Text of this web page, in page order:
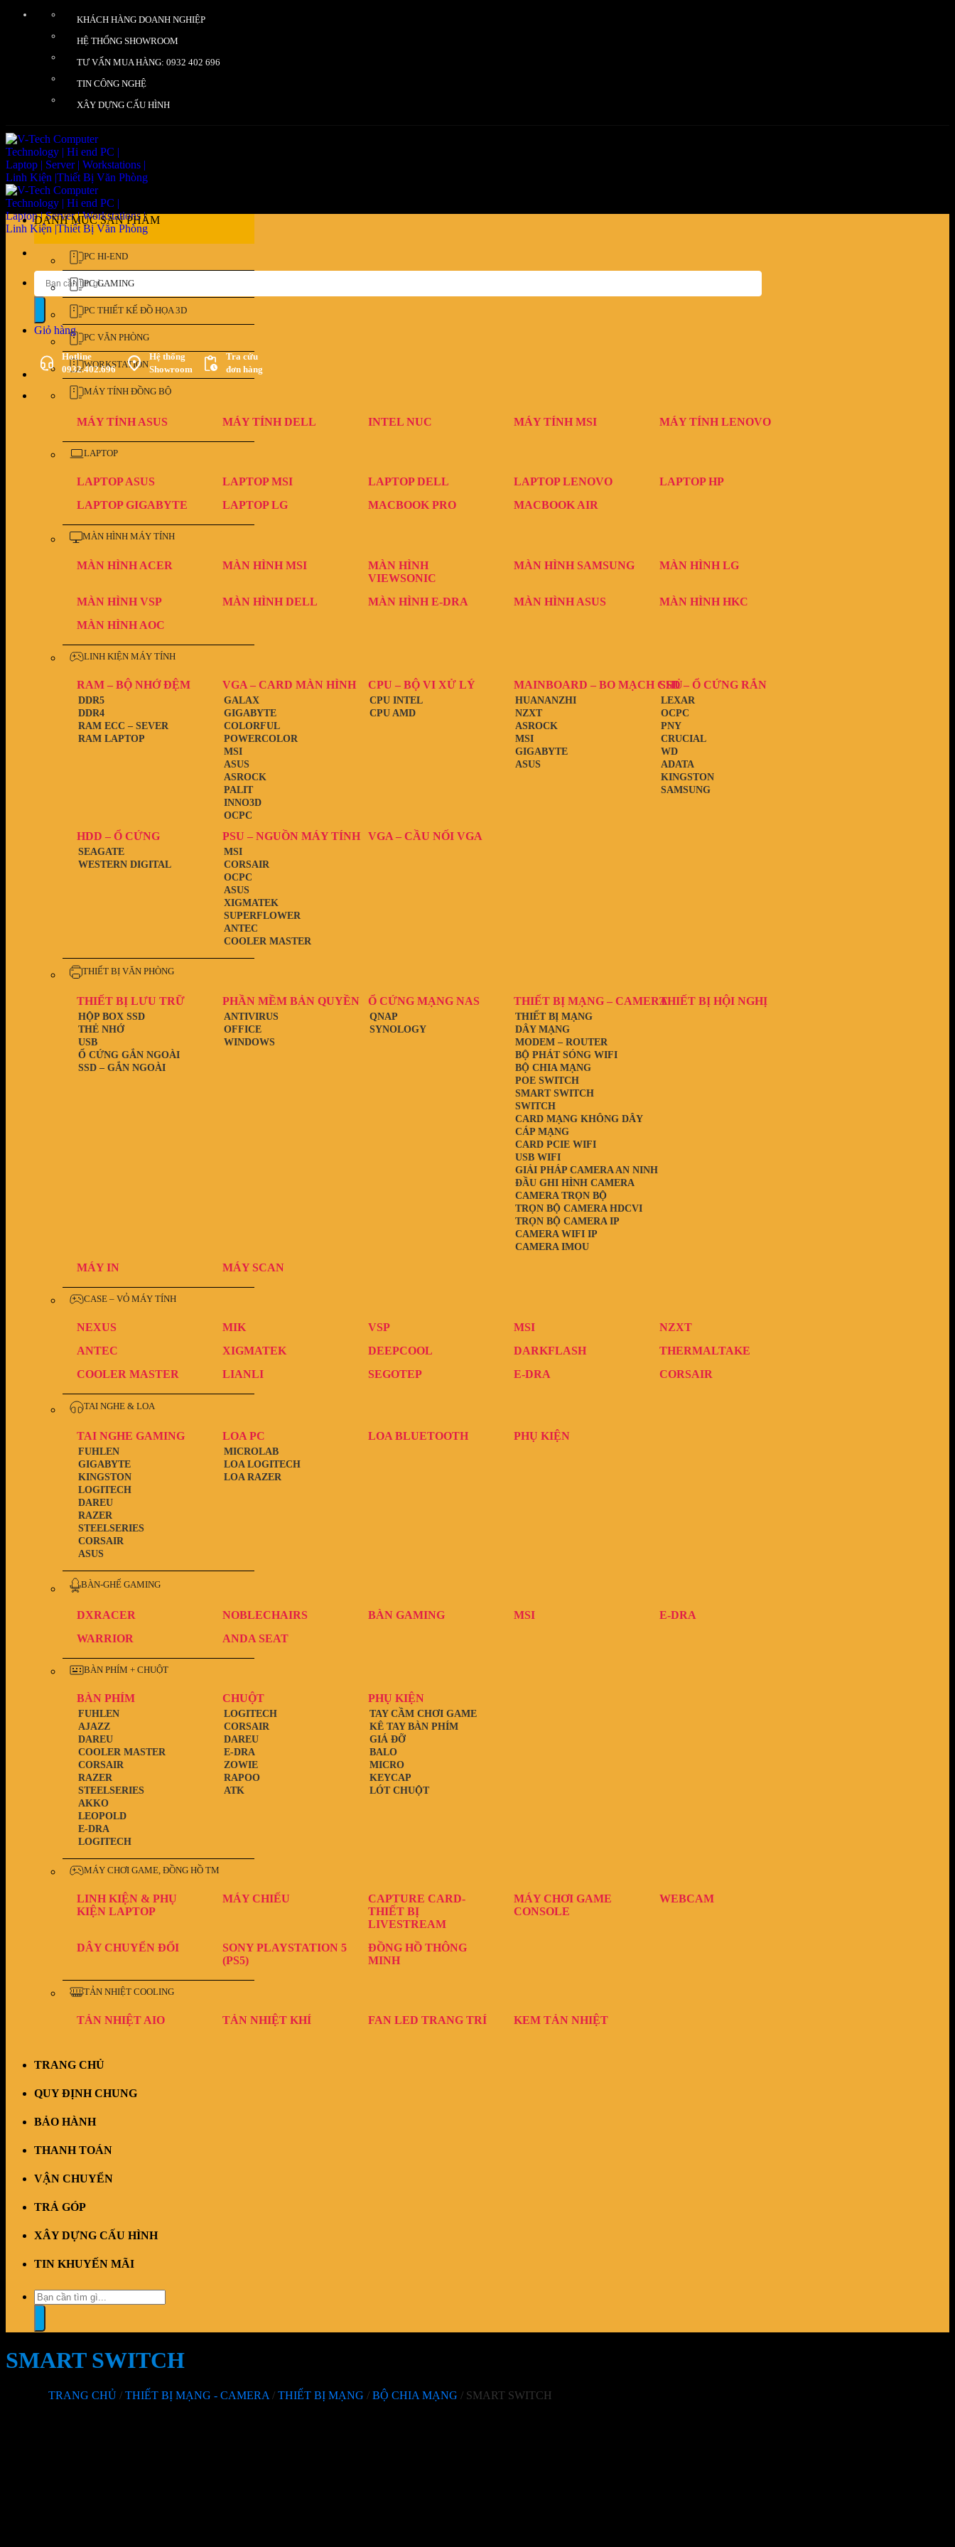
KHÁCH HÀNG DOANH NGHIỆP
HỆ THỐNG SHOWROOM
TƯ VẤN MUA HÀNG: 0932 402 696
TIN CÔNG NGHỆ
XÂY DỰNG CẤU HÌNH
Tìm
kiếm:
Giỏ hàng
Hotline
0932.402.696
Hệ thống
Showroom
Tra cứu
đơn hàng
DANH MỤC SẢN PHẨM
PC HI-END
PC GAMING
PC THIẾT KẾ ĐỒ HỌA 3D
PC VĂN PHÒNG
WORKSTATION
MÁY TÍNH ĐỒNG BỘ
MÁY TÍNH ASUS MÁY TÍNH DELL INTEL NUC MÁY TÍNH MSI MÁY TÍNH LENOVO
LAPTOP
LAPTOP ASUS LAPTOP MSI LAPTOP DELL LAPTOP LENOVO
LAPTOP HP
LAPTOP GIGABYTE
LAPTOP LG MACBOOK PRO MACBOOK AIR
MÀN HÌNH MÁY TÍNH
MÀN HÌNH ACER MÀN HÌNH MSI
MÀN HÌNH
VIEWSONIC
MÀN HÌNH SAMSUNG MÀN HÌNH LG
MÀN HÌNH VSP MÀN HÌNH DELL MÀN HÌNH E-DRA MÀN HÌNH ASUS
MÀN HÌNH HKC
MÀN HÌNH AOC
LINH KIỆN MÁY TÍNH
RAM – BỘ NHỚ ĐỆM
RAM LAPTOP
RAM ECC – SEVER
DDR4
DDR5
VGA – CARD MÀN HÌNH
OCPC
INNO3D
PALIT
ASROCK
ASUS
MSI
POWERCOLOR
COLORFUL
GIGABYTE
GALAX
CPU – BỘ VI XỬ LÝ
CPU AMD
CPU INTEL
MAINBOARD – BO MẠCH CHỦ
ASUS
GIGABYTE
MSI
ASROCK
NZXT
HUANANZHI
SSD – Ổ CỨNG RẮN
SAMSUNG
KINGSTON
ADATA
WD
CRUCIAL
PNY
OCPC
LEXAR
HDD – Ổ CỨNG
WESTERN DIGITAL
SEAGATE
PSU – NGUỒN MÁY TÍNH
COOLER MASTER
ANTEC
SUPERFLOWER
XIGMATEK
ASUS
OCPC
CORSAIR
MSI
VGA – CẦU NỐI VGA
THIẾT BỊ VĂN PHÒNG
THIẾT BỊ LƯU TRỮ
SSD – GẮN NGOÀI
Ổ CỨNG GẮN NGOÀI
USB
THẺ NHỚ
HỘP BOX SSD
PHẦN MỀM BẢN QUYỀN
WINDOWS
OFFICE
ANTIVIRUS
Ổ CỨNG MẠNG NAS
SYNOLOGY
QNAP
THIẾT BỊ MẠNG – CAMERA
GIẢI PHÁP CAMERA AN NINH
CAMERA WIFI IP
CAMERA IMOU
CAMERA TRỌN BỘ
TRỌN BỘ CAMERA IP
TRỌN BỘ CAMERA HDCVI
ĐẦU GHI HÌNH CAMERA
THIẾT BỊ MẠNG
CARD MẠNG KHÔNG DÂY
USB WIFI
CARD PCIE WIFI
CÁP MẠNG
BỘ CHIA MẠNG
SWITCH
SMART SWITCH
POE SWITCH
BỘ PHÁT SÓNG WIFI
MODEM – ROUTER
DÂY MẠNG
THIẾT BỊ HỘI NGHỊ
MÁY IN MÁY SCAN
CASE – VỎ MÁY TÍNH
NEXUS MIK VSP MSI
NZXT
ANTEC
XIGMATEK DEEPCOOL DARKFLASH
THERMALTAKE
COOLER MASTER
LIANLI SEGOTEP E-DRA CORSAIR
TAI NGHE & LOA
TAI NGHE GAMING
ASUS
CORSAIR
STEELSERIES
RAZER
DAREU
LOGITECH
KINGSTON
GIGABYTE
FUHLEN
LOA PC
LOA RAZER
LOA LOGITECH
MICROLAB
LOA BLUETOOTH PHỤ KIỆN
BÀN-GHẾ GAMING
DXRACER NOBLECHAIRS BÀN GAMING MSI
E-DRA
WARRIOR
ANDA SEAT
BÀN PHÍM + CHUỘT
BÀN PHÍM
LOGITECH
E-DRA
LEOPOLD
AKKO
STEELSERIES
RAZER
CORSAIR
COOLER MASTER
DAREU
AJAZZ
FUHLEN
CHUỘT
ATK
RAPOO
ZOWIE
E-DRA
DAREU
CORSAIR
LOGITECH
PHỤ KIỆN
LÓT CHUỘT
KEYCAP
MICRO
BALO
GIÁ ĐỠ
KÊ TAY BÀN PHÍM
TAY CẦM CHƠI GAME
MÁY CHƠI GAME, ĐỒNG HỒ TM
LINH KIỆN & PHỤ
KIỆN LAPTOP
MÁY CHIẾU
CAPTURE CARD-
THIẾT BỊ
LIVESTREAM
MÁY CHƠI GAME
CONSOLE
WEBCAM
DÂY CHUYỂN ĐỔI
SONY PLAYSTATION 5
(PS5)
ĐỒNG HỒ THÔNG
MINH
TẢN NHIỆT COOLING
TẢN NHIỆT AIO TẢN NHIỆT KHÍ FAN LED TRANG TRÍ KEM TẢN NHIỆT
TRANG CHỦ
QUY ĐỊNH CHUNG
BẢO HÀNH
THANH TOÁN
VẬN CHUYỂN
TRẢ GÓP
XÂY DỰNG CẤU HÌNH
TIN KHUYẾN MÃI
Tìm
kiếm:
SMART SWITCH
TRANG CHỦ / THIẾT BỊ MẠNG - CAMERA / THIẾT BỊ MẠNG / BỘ CHIA MẠNG / SMART SWITCH